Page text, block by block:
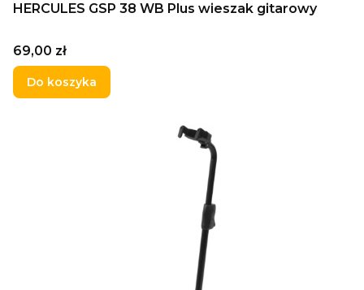
HERCULES GSP 38 WB Plus wieszak gitarowy
Cena
69,00 zł
Do koszyka